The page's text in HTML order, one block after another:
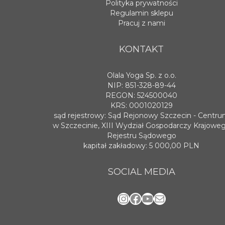
Polityka prywatności
Regulamin sklepu
Pracuj z nami
KONTAKT
Olala Yoga Sp. z o.o.
NIP: 851-328-89-44
REGON: 524500040
KRS: 0001020129
sąd rejestrowy: Sąd Rejonowy Szczecin -
w Szczecinie, XIII Wydział Gospodarczy
Rejestru Sądowego
kapitał zakładowy: 5 000,00 PLN
SOCIAL MEDIA
Instagram
Facebook
YouTube
Mail